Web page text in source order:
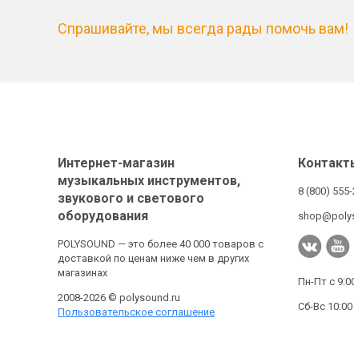
Спрашивайте, мы всегда рады помочь вам!
Интернет-магазин
музыкальных инструментов,
звукового и светового
оборудования
POLYSOUND — это более 40 000 товаров с
доставкой по ценам ниже чем в других
магазинах
2008-2026 © polysound.ru
Пользовательское соглашение
8 (800)
Пн-Пт с
Сб-Вс